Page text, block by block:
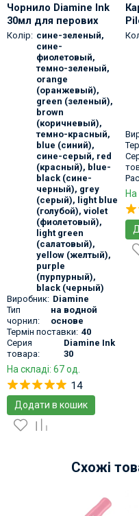
Чорнило Diamine Ink
30мл для перових
ручок
Колір: сине-зеленый,
сине-
фиолетовый,
темно-зеленый,
orange
(оранжевый),
green (зеленый),
brown
(коричневый),
темно-красный,
blue (синий),
сине-серый, red
(красный), blue-
black (сине-
черный), grey
(серый), light blue
(голубой), violet
(фиолетовый),
light green
(салатовый),
yellow (желтый),
purple
(пурпурный),
black (черный)
Виробник: Diamine
Тип
чорнил:
на водной
основе
Термін поставки: 40
Серия
товара:
Diamine Ink
30
На складі: 67 од.
14
Додати в кошик
На
Схожі